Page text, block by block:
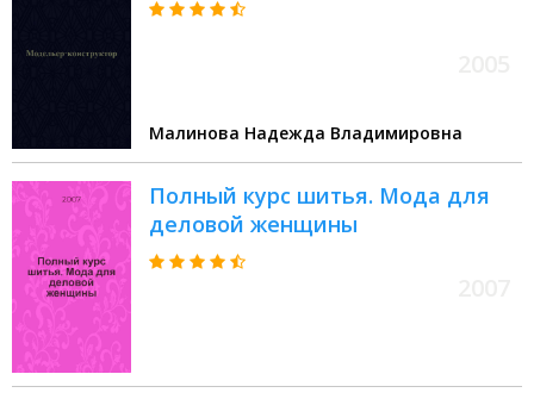
Малинова Надежда Владимировна
Полный курс шитья. Мода для
деловой женщины